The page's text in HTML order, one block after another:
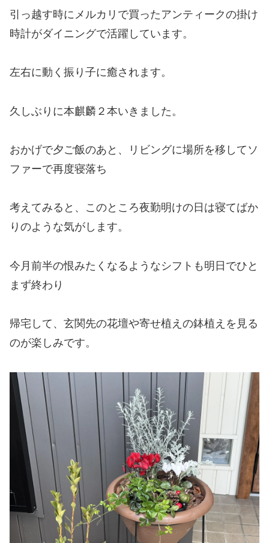
引っ越す時にメルカリで買ったアンティークの掛け
時計がダイニングで活躍しています。
左右に動く振り子に癒されます。
久しぶりに本麒麟２本いきました。
おかげで夕ご飯のあと、リビングに場所を移してソ
ファーで再度寝落ち
考えてみると、このところ夜勤明けの日は寝てばか
りのような気がします。
今月前半の恨みたくなるようなシフトも明日でひと
まず終わり
帰宅して、玄関先の花壇や寄せ植えの鉢植えを見る
のが楽しみです。